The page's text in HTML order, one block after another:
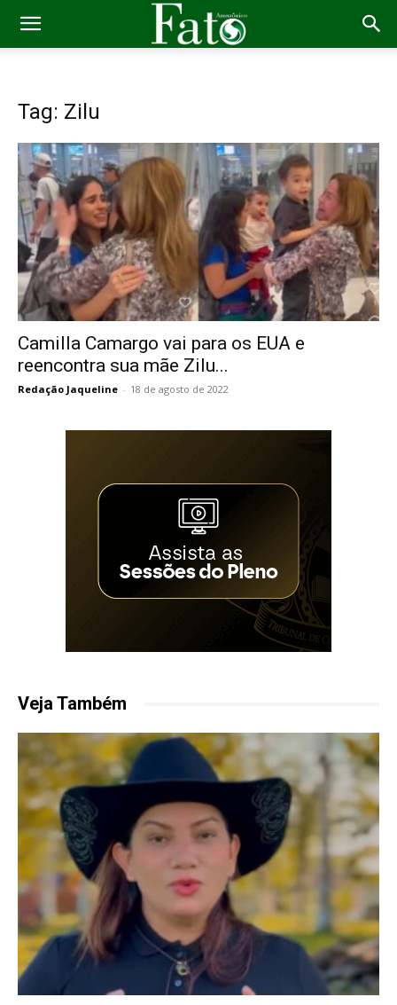
Tag: Zilu
Camilla Camargo vai para os EUA e
reencontra sua mãe Zilu...
Redação Jaqueline - 18 de agosto de 2022
Veja Também